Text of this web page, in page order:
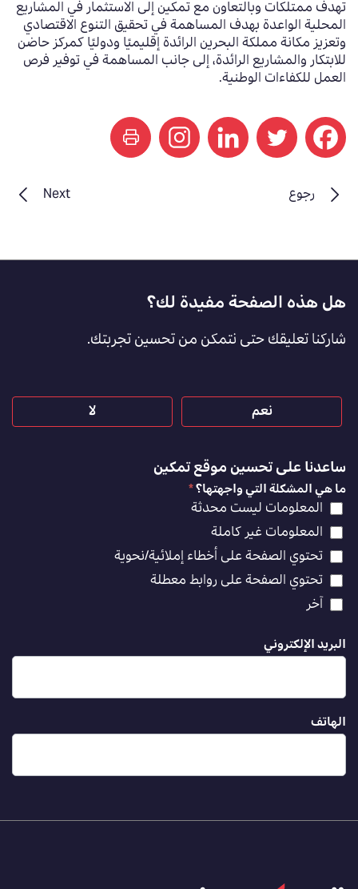
تهدف ممتلكات وبالتعاون معتمكين إلى الاستثمار في المشاريع
المحلية الواعدة بهدف المساهمة في تحقيق التنوع الاقتصادي
وتعزيز مكانة مملكة البحرين الرائدة إقليميًا ودوليًا كمركز حاضن
للابتكار والمشاريع الرائدة، إلى جانب المساهمة في توفير فرص
العمل للكفاءات الوطنية.
print
Next رجوع
Footer
Feedback
[AR]
هل هذه الصفحة مفيدة لك؟
شاركنا تعليقك حتى نتمكن من تحسين تجربتك.
نعم لا
ساعدنا على تحسين موقع تمكين
ما هي المشكلة التي واجهتها؟*
المعلومات ليست محدثة
المعلومات غير كاملة
تحتوي الصفحة على أخطاء إملائية/نحوية
تحتوي الصفحة على روابط معطلة
آخر
البريد الإلكتروني
الهاتف